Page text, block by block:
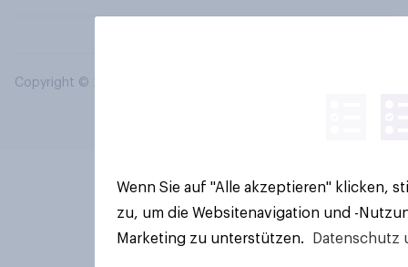
Copyright © 2026 YouGov PLC. Alle Rechte vorbehalten.
Wenn Sie auf "Alle akzeptieren" klicken,
zu, um die Websitenavigation und -
Marketing zu unterstützen.
Datenschutz